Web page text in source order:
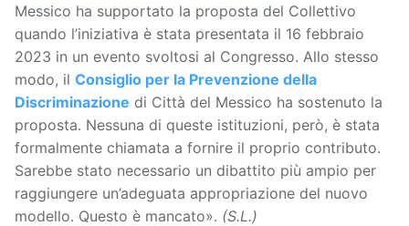
Messico ha supportato la proposta del Collettivo
quando l’iniziativa è stata presentata il 16 febbraio
2023 in un evento svoltosi al Congresso. Allo stesso
modo, il Consiglio per la Prevenzione della
Discriminazione di Città del Messico ha sostenuto la
proposta. Nessuna di queste istituzioni, però, è stata
formalmente chiamata a fornire il proprio contributo.
Sarebbe stato necessario un dibattito più ampio per
raggiungere un’adeguata appropriazione del nuovo
modello. Questo è mancato». (S.L.)